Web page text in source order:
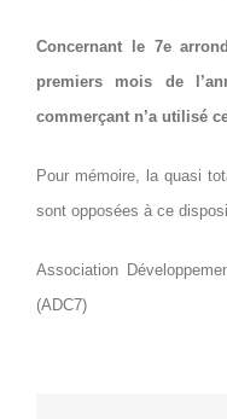
Concernant le 7e
premiers mois de
commerçant n’a utilisé
Pour mémoire, la quasi
sont opposées à ce
Association
(ADC7)